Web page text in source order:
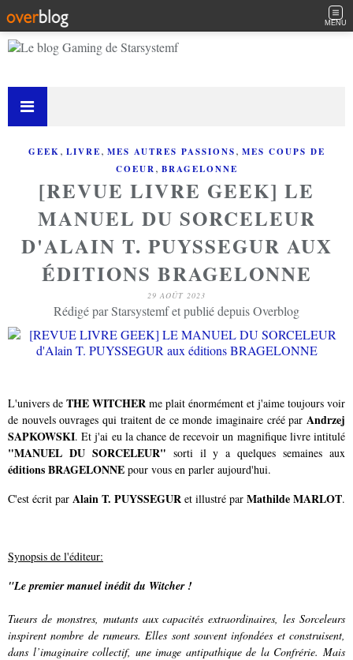
MENU
GEEK, LIVRE, MES AUTRES PASSIONS, MES COUPS DE
COEUR, BRAGELONNE
[REVUE LIVRE GEEK] LE
MANUEL DU SORCELEUR
D'ALAIN T. PUYSSEGUR AUX
ÉDITIONS BRAGELONNE
29 AOÛT 2023
Rédigé par Starsystemf et publié depuis Overblog
L'univers de THE WITCHER me plait énormément et j'aime toujours voir
de nouvels ouvrages qui traitent de ce monde imaginaire créé par Andrzej
SAPKOWSKI. Et j'ai eu la chance de recevoir un magnifique livre intitulé
"MANUEL DU SORCELEUR" sorti il y a quelques semaines aux
éditions BRAGELONNE pour vous en parler aujourd'hui.
C'est écrit par Alain T. PUYSSEGUR et illustré par Mathilde MARLOT.
Synopsis de l'éditeur:
"Le premier manuel inédit du Witcher !
Tueurs de monstres, mutants aux capacités extraordinaires, les Sorceleurs
inspirent nombre de rumeurs. Elles sont souvent infondées et construisent,
dans l’imaginaire collectif, une image antipathique de la Confrérie. Mais